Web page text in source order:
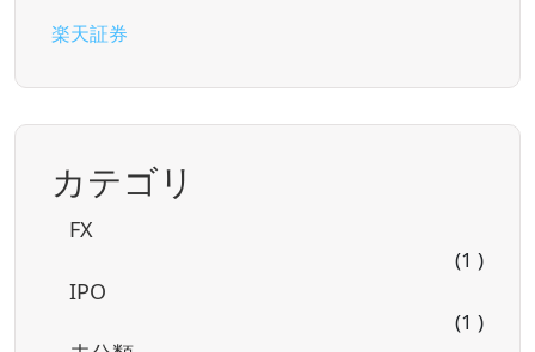
楽天証券
カテゴリ
FX
(1 )
IPO
(1 )